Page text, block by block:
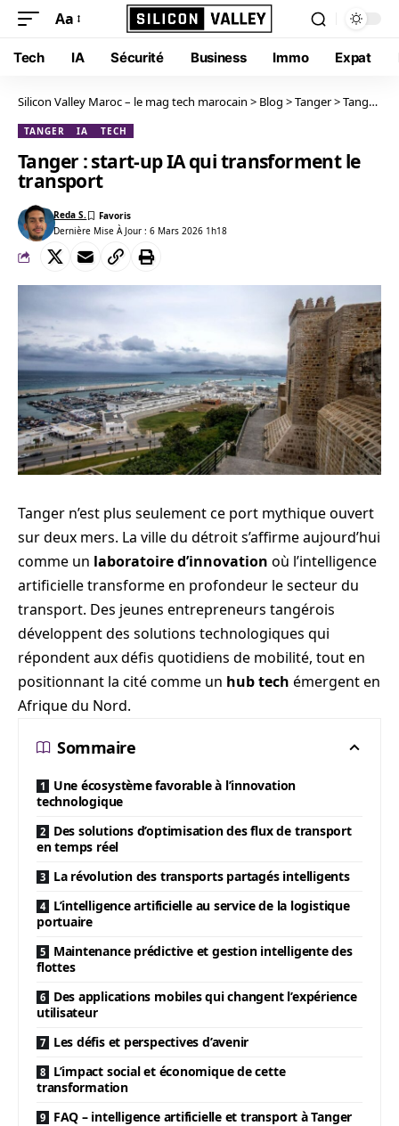
Aa
Tech IA Sécurité Business Immo Expat
Silicon Valley Maroc – le mag tech marocain > Blog >Tanger>Tanger : start-up IA qui transforment le transport
TANGER IA TECH
Tanger : start-up IA qui transforment le
transport
Dernière Mise À Jour : 6 Mars 2026 1h18
Reda S.
Tanger n’est plus seulement ce port mythique ouvert
sur deux mers. La ville du détroit s’affirme aujourd’hui
comme un laboratoire d’innovation où l’intelligence
artificielle transforme en profondeur le secteur du
transport. Des jeunes entrepreneurs tangérois
développent des solutions technologiques qui
répondent aux défis quotidiens de mobilité, tout en
positionnant la cité comme un hub tech émergent en
Afrique du Nord.
Sommaire
Une écosystème favorable à l’innovation
technologique
Des solutions d’optimisation des flux de transport
en temps réel
La révolution des transports partagés intelligents
L’intelligence artificielle au service de la logistique
portuaire
Maintenance prédictive et gestion intelligente des
flottes
Des applications mobiles qui changent l’expérience
utilisateur
Les défis et perspectives d’avenir
L’impact social et économique de cette
transformation
FAQ – intelligence artificielle et transport à Tanger